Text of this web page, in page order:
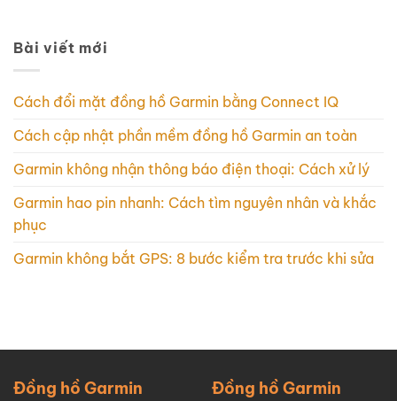
Bài viết mới
Cách đổi mặt đồng hồ Garmin bằng Connect IQ
Cách cập nhật phần mềm đồng hồ Garmin an toàn
Garmin không nhận thông báo điện thoại: Cách xử lý
Garmin hao pin nhanh: Cách tìm nguyên nhân và khắc
phục
Garmin không bắt GPS: 8 bước kiểm tra trước khi sửa
Đồng hồ Garmin
Đồng hồ Garmin